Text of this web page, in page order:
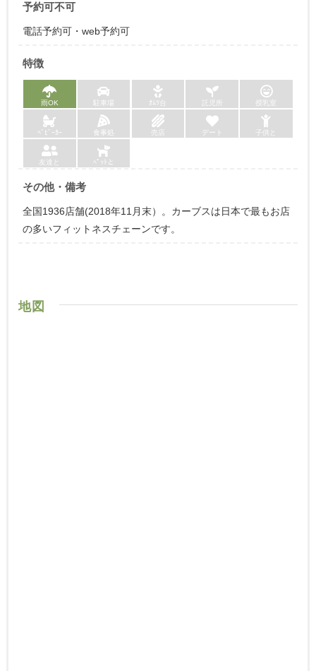
予約可不可
電話予約可・web予約可
特徴
雨OK 駐車場 ｵﾑﾂ台 託児所 授乳室
ﾍﾞﾋﾞｰｶｰ 食事処 売店 デート 子供と
友達と ﾍﾟｯﾄと
その他・備考
全国1936店舗(2018年11月末）。カーブスは日本で最もお店
の多いフィットネスチェーンです。
地図